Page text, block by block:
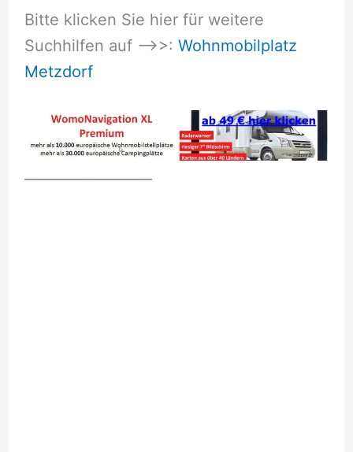
Bitte klicken Sie hier für weitere
Suchhilfen auf –>>: Wohnmobilplatz
Metzdorf